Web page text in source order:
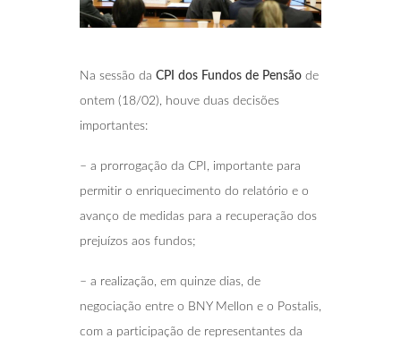
Na sessão da CPI dos Fundos de Pensão de
ontem (18/02), houve duas decisões
importantes:
– a prorrogação da CPI, importante para
permitir o enriquecimento do relatório e o
avanço de medidas para a recuperação dos
prejuízos aos fundos;
– a realização, em quinze dias, de
negociação entre o BNY Mellon e o Postalis,
com a participação de representantes da